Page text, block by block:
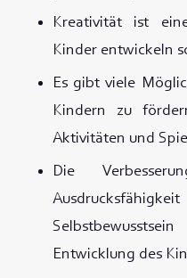
Kreativität ist
Kinder entwickeln
Es gibt viele
Kindern zu
Aktivitäten und
Die
Entwicklung des